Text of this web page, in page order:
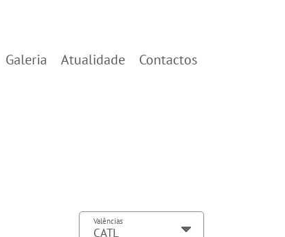
Galeria Atualidade Contactos
Valências